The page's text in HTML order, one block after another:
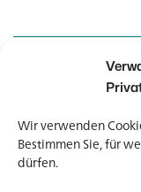
Wir verwenden
Bestimmen Sie, für
dürfen.